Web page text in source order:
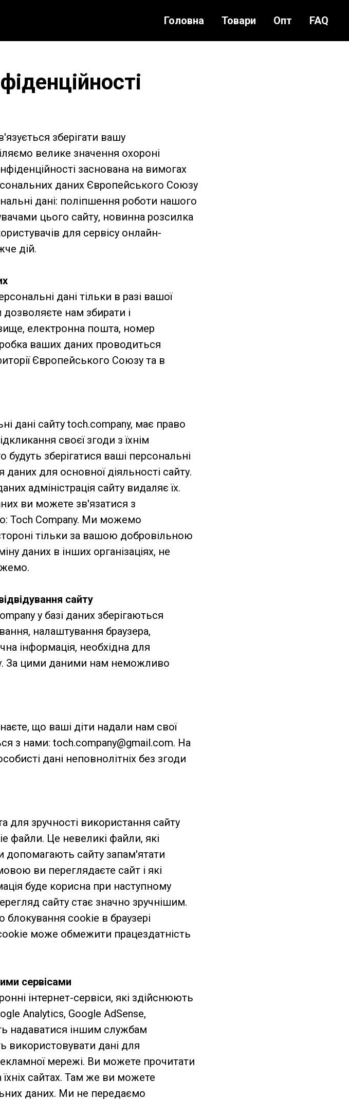
Головна Товари Опт FAQ
зберігати вашу
велике значення охороні
заснована на вимогах
даних Європейського Союзу
дані: поліпшення роботи нашого
цього сайту, новинна розсилка
для сервісу онлайн-
дій.
дані тільки в разі вашої
нам збирати і
електронна пошта, номер
ваших даних проводиться
Європейського Союзу та в
дані сайту toch.company, має право
своєї згоди з їхнім
зберігатися ваші персональні
для основної діяльності сайту.
адміністрація сайту видаляє їх.
ви можете зв'язатися з
Toch Company. Ми можемо
тільки за вашою добровільною
даних в інших організаціях, не
сайту
у базі даних зберігаються
налаштування браузера,
інформація, необхідна для
За цими даними нам неможливо
що ваші діти надали нам свої
з нами: toch.company@gmail.com. На
дані неповнолітніх без згоди
для зручності використання сайту
файли. Це невеликі файли, які
допомагають сайту запам'ятати
ви переглядаєте сайт і які
буде корисна при наступному
сайту стає значно зручнішим.
cookie в браузері
може обмежити працездатність
сервісами
інтернет-сервіси, які здійснюють
Analytics, Google AdSense,
надаватися іншим службам
використовувати дані для
мережі. Ви можете прочитати
їхніх сайтах. Там же ви можете
даних. Ми не передаємо